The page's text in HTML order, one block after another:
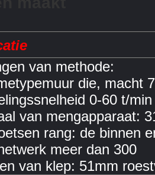
van methode:
die, macht
0-60 t/
van mengapparaat:
rang: de binnen
meer dan 300
van klep: 51mm